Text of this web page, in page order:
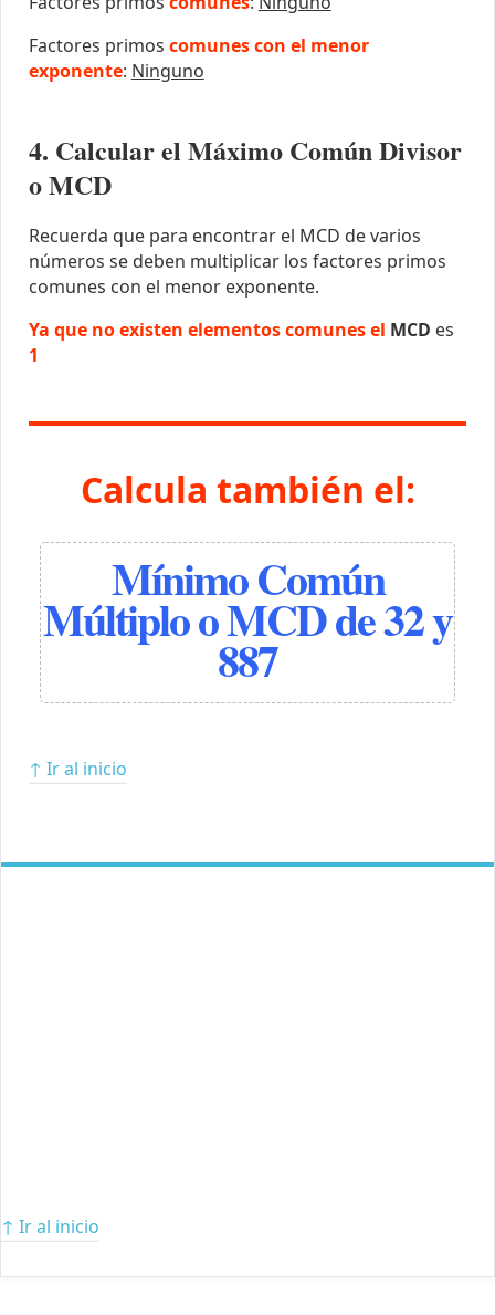
Factores primos comunes con el menor
exponente: Ninguno
4. Calcular el Máximo Común Divisor
o MCD
Recuerda que para encontrar el MCD de varios
números se deben multiplicar los factores primos
comunes con el menor exponente.
Ya que no existen elementos comunes el MCD es
1
Calcula también el:
Mínimo Común
Múltiplo o MCD de 32 y
887
↑ Ir al inicio
↑ Ir al inicio